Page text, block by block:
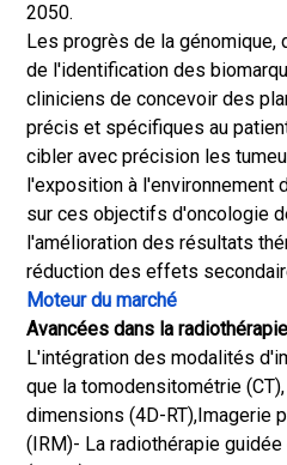
2050.
Les progrès de la génomique,
de l'identification des
cliniciens de concevoir des
précis et spécifiques au
cibler avec précision les
l'exposition à l'environnement
sur ces objectifs d'oncologie
l'amélioration des résultats
réduction des effets
Moteur du marché
Avancées dans la
L'intégration des modalités
que la tomodensitométrie
dimensions (4D-RT),Imagerie
(IRM)- La radiothérapie